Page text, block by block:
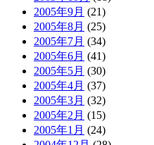
2005年9月 (21)
2005年8月 (25)
2005年7月 (34)
2005年6月 (41)
2005年5月 (30)
2005年4月 (37)
2005年3月 (32)
2005年2月 (15)
2005年1月 (24)